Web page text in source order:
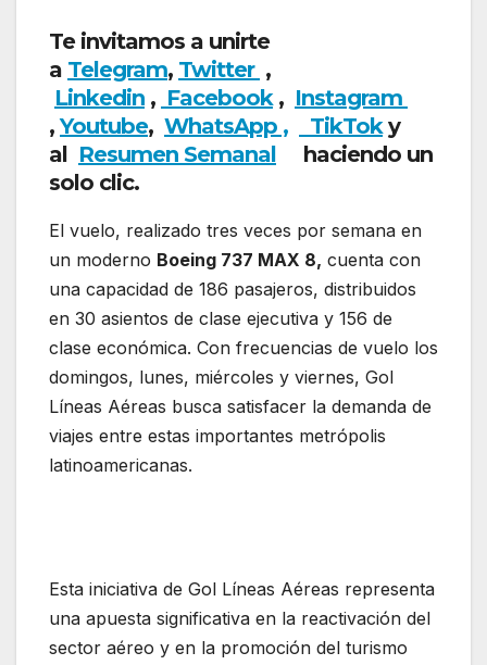
Te invitamos a unirte
a Telegram, Twitter ,
Linkedin , Facebook, Instagram
,Youtube, WhatsApp , TikToky
al Resumen Semanal haciendo un
solo clic.
El vuelo, realizado tres veces por semana en
un moderno Boeing 737 MAX 8, cuenta con
una capacidad de 186 pasajeros, distribuidos
en 30 asientos de clase ejecutiva y 156 de
clase económica. Con frecuencias de vuelo los
domingos, lunes, miércoles y viernes, Gol
Líneas Aéreas busca satisfacer la demanda de
viajes entre estas importantes metrópolis
latinoamericanas.
Esta iniciativa de Gol Líneas Aéreas representa
una apuesta significativa en la reactivación del
sector aéreo y en la promoción del turismo